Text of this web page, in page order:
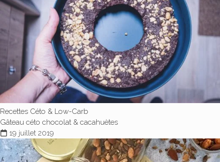
Recettes Céto & Low-Carb
Gâteau céto chocolat & cacahuètes
19 juillet 2019